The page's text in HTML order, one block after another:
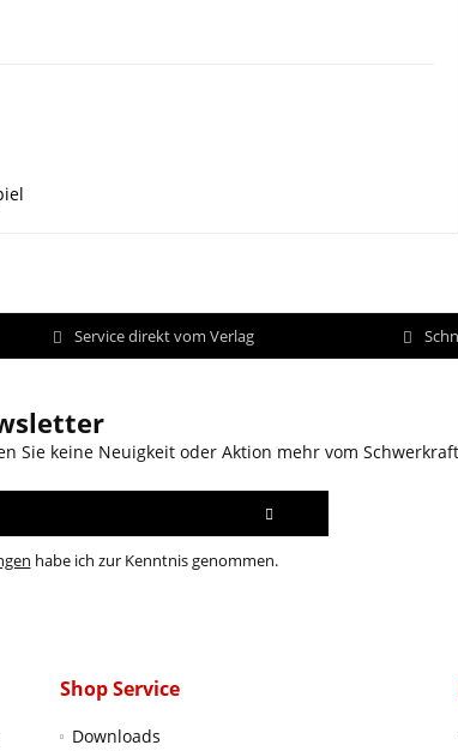
Service direkt vom Verlag
Sie keine Neuigkeit oder Aktion mehr vom
habe ich zur Kenntnis genommen.
Shop Service
Downloads